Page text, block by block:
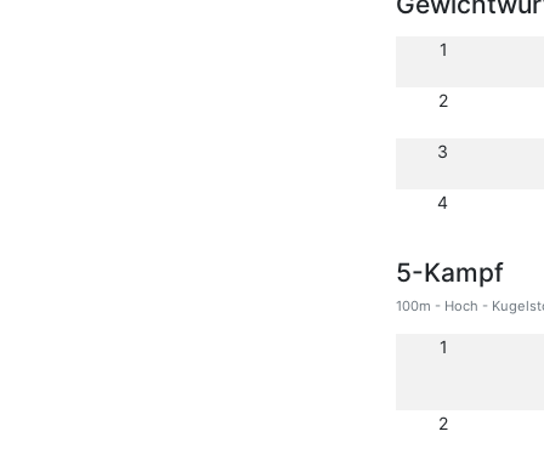
1
2
3
4
5-Kampf
100m - Hoch -
1
2